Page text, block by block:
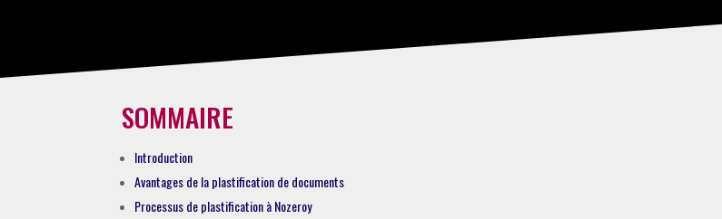
SOMMAIRE
Introduction
Avantages de la plastification de documents
Processus de plastification à Nozeroy